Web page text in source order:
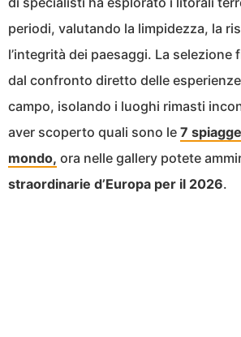
periodi, valutando la limpidezza, la
l’integrità dei paesaggi. La selezione
dal confronto diretto delle
campo, isolando i luoghi rimasti
aver scoperto quali sono le 7
mondo, ora nelle gallery potete
straordinarie d’Europa per il 2026.